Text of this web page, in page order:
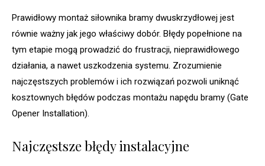
Prawidłowy montaż siłownika bramy dwuskrzydłowej jest
równie ważny jak jego właściwy dobór. Błędy popełnione na
tym etapie mogą prowadzić do frustracji, nieprawidłowego
działania, a nawet uszkodzenia systemu. Zrozumienie
najczęstszych problemów i ich rozwiązań pozwoli uniknąć
kosztownych błędów podczas montażu napędu bramy (Gate
Opener Installation).
Najczęstsze błędy instalacyjne